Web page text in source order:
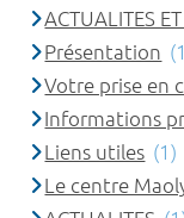
ACTUALITES
Présentation
Votre prise en
Informations
Liens utiles (1)
Le centre